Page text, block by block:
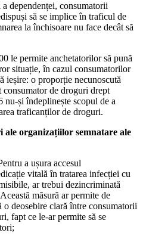
dependenț­ei, consumatorii
să se implice în traficul de
la închisoare nu face decât să
le permite anchetatorilor să pună
situaț­ie, în cazul consumatorilor
ieșire: o proporț­ie necunoscută
consumator de droguri drept
și îndeplinește scopul de a
traficanț­ilor de droguri.
ale organizațiilor semnatare ale
a ușura accesul
vitală în tratarea infecției cu
ar trebui dezincriminată
măsură ar permite de
o deosebire clară între consumatorii
fapt ce le-ar permite să se